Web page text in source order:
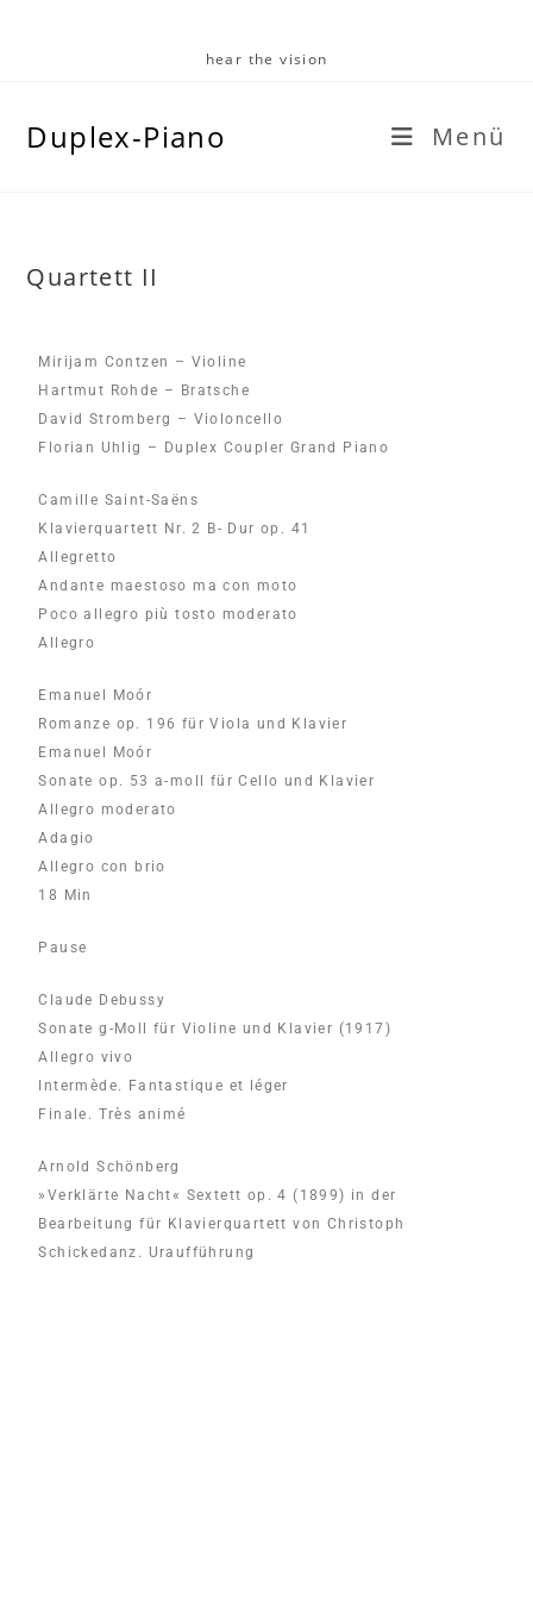
hear the vision
Duplex-Piano Menü
Quartett II
Mirijam Contzen – Violine
Hartmut Rohde – Bratsche
David Stromberg – Violoncello
Florian Uhlig – Duplex Coupler Grand Piano
Camille Saint-Saëns
Klavierquartett Nr. 2 B- Dur op. 41
Allegretto
Andante maestoso ma con moto
Poco allegro più tosto moderato
Allegro
Emanuel Moór
Romanze op. 196 für Viola und Klavier
Emanuel Moór
Sonate op. 53 a-moll für Cello und Klavier
Allegro moderato
Adagio
Allegro con brio
18 Min
Pause
Claude Debussy
Sonate g-Moll für Violine und Klavier (1917)
Allegro vivo
Intermède. Fantastique et léger
Finale. Très animé
Arnold Schönberg
»Verklärte Nacht« Sextett op. 4 (1899) in der
Bearbeitung für Klavierquartett von Christoph
Schickedanz. Uraufführung